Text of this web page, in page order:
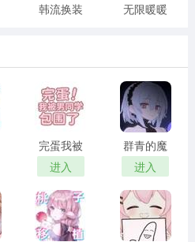
睛、肤色、服装等；
韩流换装
无限暖暖
完蛋我被
男同学包
围了 完整
版
进入
群青的魔
女 2026最
新版
进入